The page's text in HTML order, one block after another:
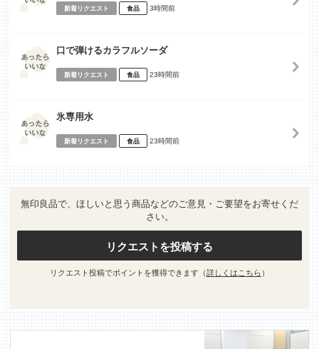
新着リクエスト 食品 3時間前
口で弾けるカラフルソーダ
新着リクエスト 食品 23時間前
氷専用水
新着リクエスト 食品 23時間前
無印良品で、ほしいと思う商品などのご意見・ご要望をお寄せくだ
さい。
リクエストを投稿する
リクエスト投稿でポイントを獲得できます（詳しくはこちら ）